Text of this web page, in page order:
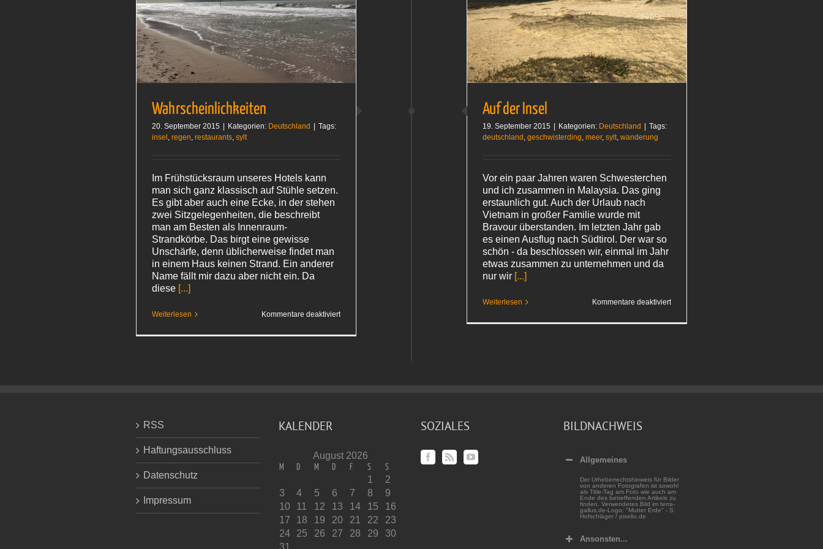
Wahrscheinlichkeiten
20. September 2015 | Kategorien: Deutschland | Tags:
insel regen restaurants sylt
Im Frühstücksraum unseres Hotels kann
man sich ganz klassisch auf Stühle setzen.
Es gibt aber auch eine Ecke, in der stehen
zwei Sitzgelegenheiten, die beschreibt
man am Besten als Innenraum-
Strandkörbe. Das birgt eine gewisse
Unschärfe, denn üblicherweise findet man
in einem Haus keinen Strand. Ein anderer
Name fällt mir dazu aber nicht ein. Da
diese [...]
Weiterlesen Kommentare deaktiviertfür
Auf der Insel
Deutschland
Auf der Insel
19. September 2015 Kategorien: Deutschland
Tags:
deutschland , geschwisterding, meer, sylt, wanderung
Vor ein paar Jahren waren Schwesterchen
und ich zusammen in Malaysia. Das ging
erstaunlich gut. Auch der Urlaub nach
Vietnam in großer Familie wurde mit
Bravour überstanden. Im letzten Jahr gab
es einen Ausflug nach Südtirol. Der war so
schön - da beschlossen wir, einmal im Jahr
etwas zusammen zu unternehmen und da
nur wir [...]
Weiterlesen Kommentare deaktiviertfür
RSS
Haftungsausschluss
Datenschutz
Impressum
KALENDER
August 2026
M D M D F S S
1
2
3
4 5 6 7 8
9
10
11 12 13 14 15
16
17
18 19 20 21 22
23
24
25 26 27 28 29
30
31
SOZIALES BILDNACHWEIS
Allgemeines
Der Urheberrechtshinweis für Bilder
von anderen Fotografen ist sowohl
als Title-Tag am Foto wie auch am
Ende des betreffenden Artikels zu
finden. Verwendetes Bild im terra-
gallus.de-Logo: "Mutter Erde" - S.
Hofschläger / pixelio.de
Ansonsten...